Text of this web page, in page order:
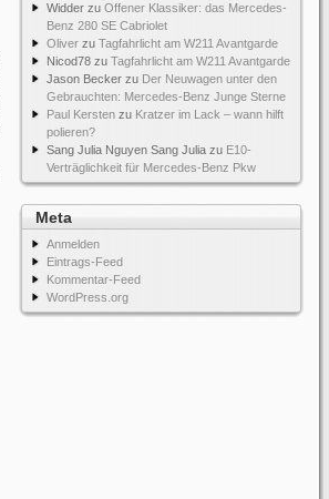
Widder zu Offener Klassiker: das Mercedes-
Benz 280 SE Cabriolet
Oliver zu Tagfahrlicht am W211 Avantgarde
Nicod78 zu Tagfahrlicht am W211 Avantgarde
Jason Becker zu Der Neuwagen unter den
Gebrauchten: Mercedes-Benz Junge Sterne
Paul Kersten zu Kratzer im Lack – wann hilft
polieren?
Sang Julia Nguyen Sang Julia zu E10-
Verträglichkeit für Mercedes-Benz Pkw
Meta
Anmelden
Eintrags-Feed
Kommentar-Feed
WordPress.org